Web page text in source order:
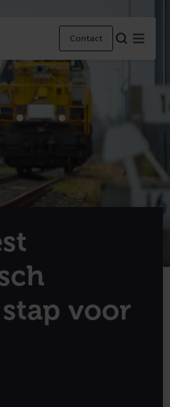
Contact
voor